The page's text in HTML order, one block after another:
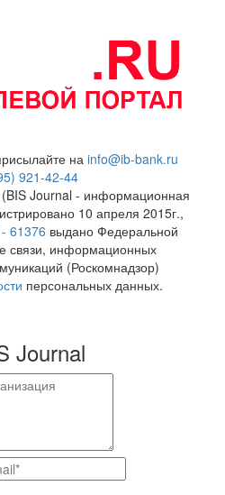
на info@ib-bank.ru
921-42-44
Journal - информационная
10 апреля 2015г.,
61376 выдано Федеральной
связи, информационных
(Роскомнадзор)
персональных данных.
Journal